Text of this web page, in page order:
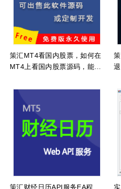
策汇MT4看国内股票，如何在
MT4上看国内股票源码，能看
策汇财经日历API服务EA程